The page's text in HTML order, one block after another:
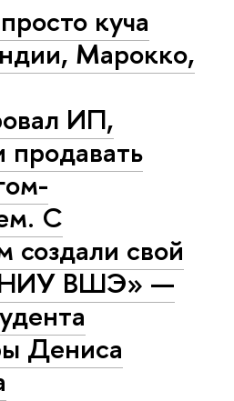
куча
Марокко,
ИП,
продавать
С
создали свой
НИУ ВШЭ» —
Дениса